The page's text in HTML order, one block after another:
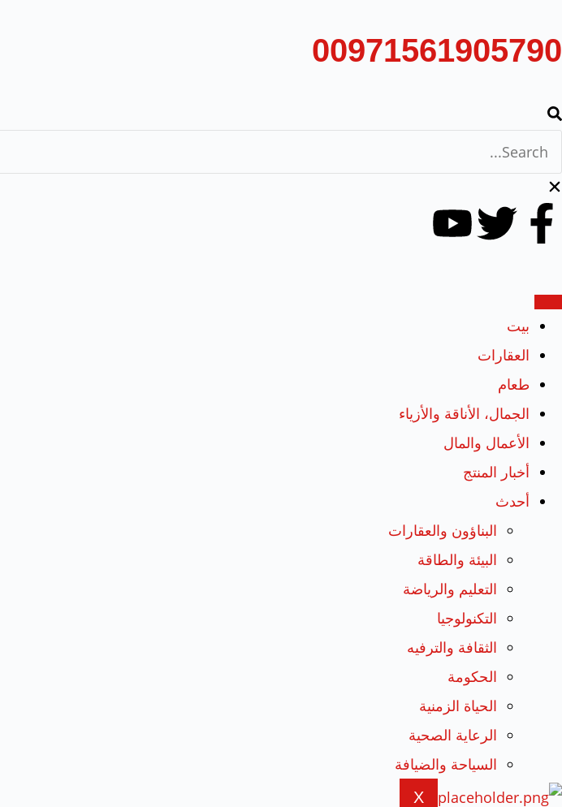
00971561905790
بيت
العقارات
طعام
الجمال، الأناقة والأزياء
الأعمال والمال
أخبار المنتج
أحدث
البناؤون والعقارات
البيئة والطاقة
التعليم والرياضة
التكنولوجيا
الثقافة والترفيه
الحكومة
الحياة الزمنية
الرعاية الصحية
السياحة والضيافة
X